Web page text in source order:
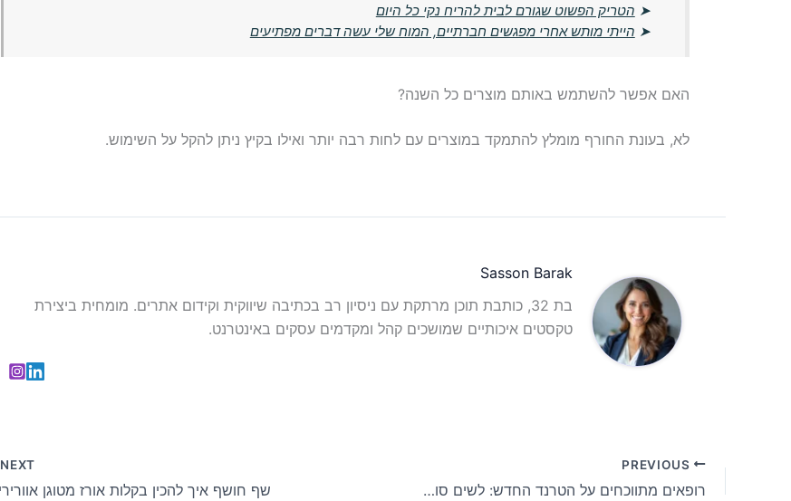
➤ הטריק הפשוט שגורם לבית להריח נקי כל היום
➤ הייתי מותש אחרי מפגשים חברתיים, המוח שלי עשה דברים מפתיעים
האם אפשר להשתמש באותם מוצרים כל השנה?
לא, בעונת החורף מומלץ להתמקד במוצרים עם לחות רבה יותר ואילו בקיץ ניתן להקל על השימוש.
Sasson Barak
בת 32, כותבת תוכן מרתקת עם ניסיון רב בכתיבה שיווקית וקידום אתרים. מומחית ביצירת
טקסטים איכותיים שמושכים קהל ומקדמים עסקים באינטרנט.
רופאים מתווכחים על הטרנד החדש: לשים סודה לשתייה מתחת למיטה לשיפור השינה
NEXT